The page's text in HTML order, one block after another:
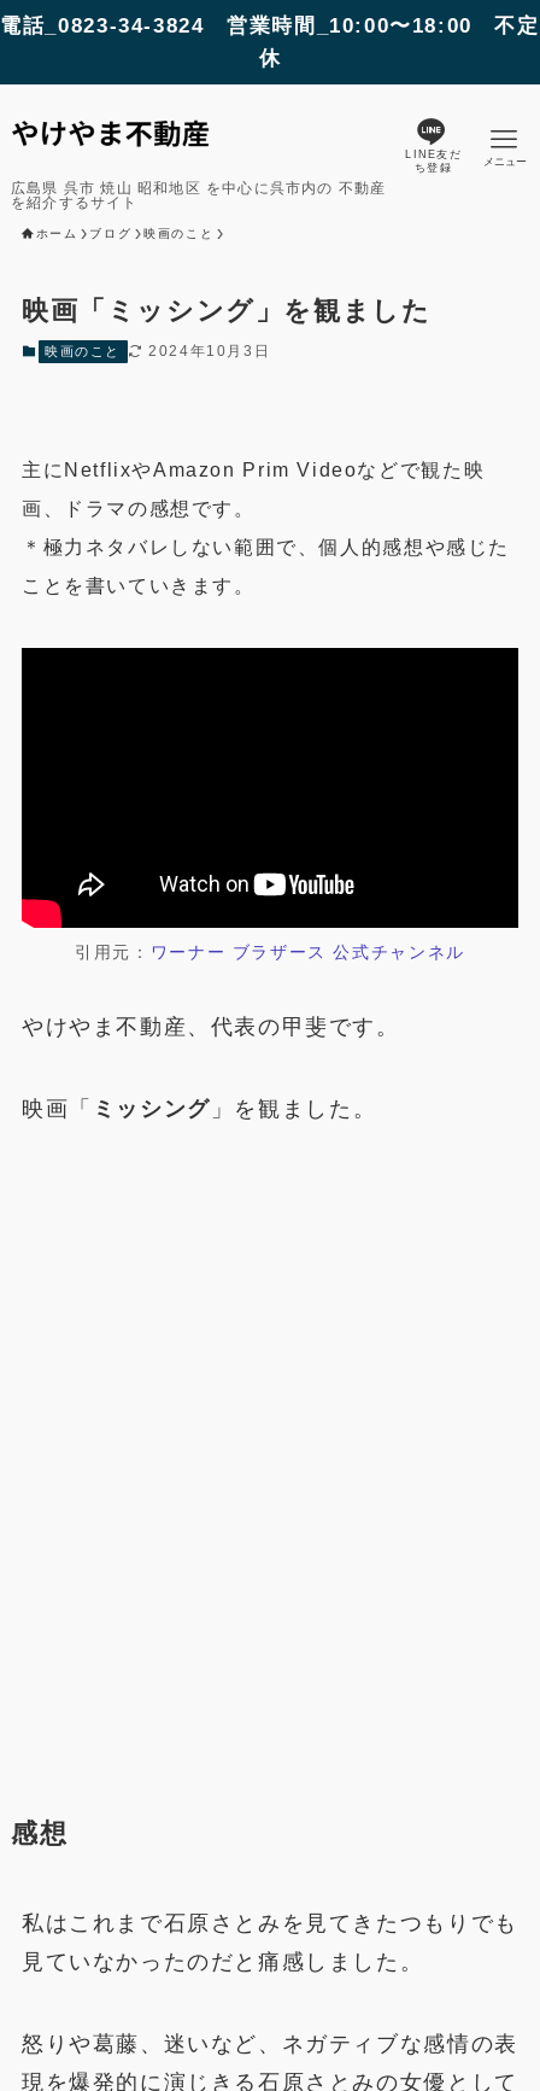
電話_0823-34-3824 営業時間_10:00〜18:00 不定
休
広島県 呉市 焼山 昭和地区 を中心に呉市内の 不動産
を紹介するサイト
LINE友だ
ち登録
メニュー
ホーム ブログ 映画のこと
映画「ミッシング」を観ました
映画のこと 2024年10月3日
主にNetflixやAmazon Prim Videoなどで観た映
画、ドラマの感想です。
＊極力ネタバレしない範囲で、個人的感想や感じた
ことを書いていきます。
引用元： ワーナー ブラザース 公式チャンネル
やけやま不動産、代表の甲斐です。
映画「 ミッシング 」を観ました。
感想
私はこれまで石原さとみを見てきたつもりでも
見ていなかったのだと痛感しました。
怒りや葛藤、迷いなど、ネガティブな感情の表
現を爆発的に演じきる石原さとみの女優として